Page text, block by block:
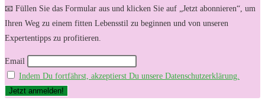
📧 Füllen Sie das Formular aus und klicken Sie auf „Jetzt abonnieren“, um
Ihren Weg zu einem fitten Lebensstil zu beginnen und von unseren
Expertentipps zu profitieren.
Email
Indem Du fortfährst, akzeptierst Du unsere Datenschutzerklärung.